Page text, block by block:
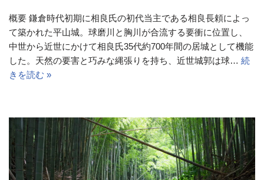
概要 鎌倉時代初期に相良氏の初代当主である相良長頼によっ
て築かれた平山城。球磨川と胸川が合流する要衝に位置し、
中世から近世にかけて相良氏35代約700年間の居城として機能
した。天然の要害と巧みな縄張りを持ち、近世城郭は球… 続
きを読む »